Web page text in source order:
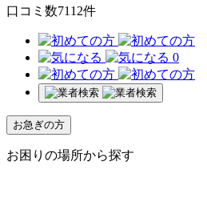
口コミ数7112件
0
お急ぎの方
お困りの場所から探す